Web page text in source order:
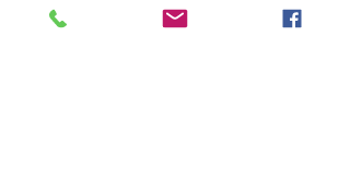
Descuentosa partir de